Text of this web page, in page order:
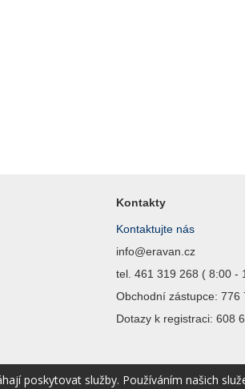
Kontakty
Kontaktujte nás
info@eravan.cz
tel. 461 319 268 ( 8:00 -
Obchodní zástupce: 776
Dotazy k registraci: 608
poskytovat služby. Používáním našich